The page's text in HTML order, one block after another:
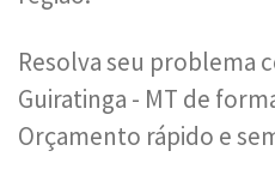
Resolva seu problema
Guiratinga - MT de
Orçamento rápido e